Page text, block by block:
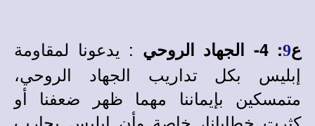
ع9
: 4- الجهاد الروحي
: يدعونا لمقاومة
إبليس بكل تداريب الجهاد الروحي،
متمسكين بإيماننا مهما ظهر ضعفنا أو